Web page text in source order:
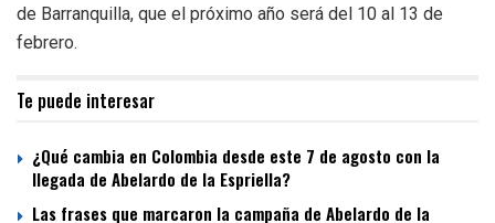
de Barranquilla, que el próximo año será del 10 al 13 de
febrero.
Te puede interesar
¿Qué cambia en Colombia desde este 7 de agosto con la
llegada de Abelardo de la Espriella?
Las frases que marcaron la campaña de Abelardo de la